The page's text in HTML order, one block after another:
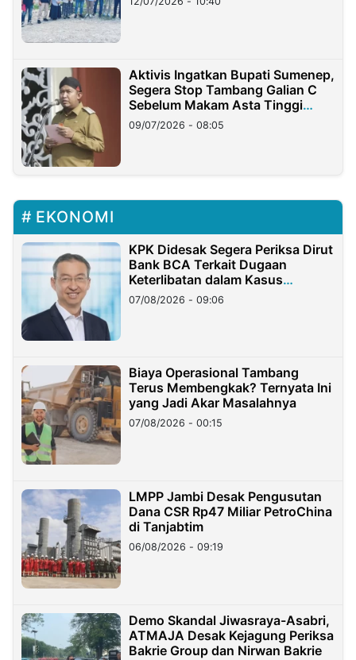
Aktivis Ingatkan Bupati Sumenep,
Segera Stop Tambang Galian C
Sebelum Makam Asta Tinggi
Longsor
09/07/2026 - 08:05
EKONOMI
KPK Didesak Segera Periksa Dirut
Bank BCA Terkait Dugaan
Keterlibatan dalam Kasus
Hilangnya Dana Nasabah Rp2,58
Miliar
07/08/2026 - 09:06
Biaya Operasional Tambang
Terus Membengkak? Ternyata Ini
yang Jadi Akar Masalahnya
07/08/2026 - 00:15
LMPP Jambi Desak Pengusutan
Dana CSR Rp47 Miliar PetroChina
di Tanjabtim
06/08/2026 - 09:19
Demo Skandal Jiwasraya-Asabri,
ATMAJA Desak Kejagung Periksa
Bakrie Group dan Nirwan Bakrie